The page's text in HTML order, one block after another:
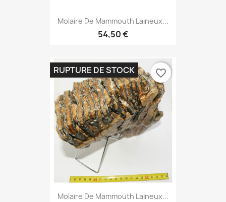
Molaire De Mammouth Laineux...
54,50 €
Molaire De Mammouth Laineux...
RUPTURE DE STOCK favorite_border